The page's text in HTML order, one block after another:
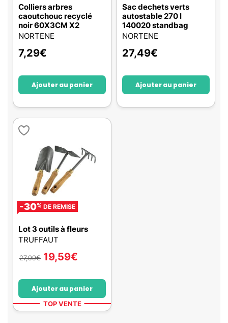
Colliers arbres
caoutchouc recyclé
noir 60X3CM X2
NORTENE
7,29€
Ajouter au panier
Sac dechets verts
autostable 270 l
140020 standbag
NORTENE
27,49€
Ajouter au panier
-30% DE REMISE
Lot 3 outils à fleurs
TRUFFAUT
27,99€ 19,59€
Ajouter au panier
TOP VENTE